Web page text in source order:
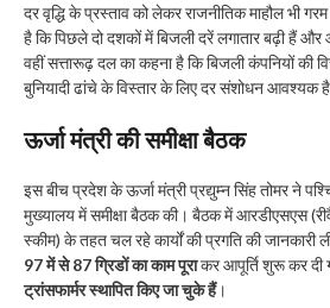
दर वृद्धि के प्रस्ताव को लेकर राजनीतिक माहौल भी
है कि पिछले दो दशकों में बिजली दरें लगातार बढ़ी हैं
वहीं सत्तारूढ़ दल का कहना है कि बिजली कंपनियों की
बुनियादी ढांचे के विस्तार के लिए दर संशोधन आवश्यक
ऊर्जा मंत्री की समीक्षा बैठक
इस बीच प्रदेश के ऊर्जा मंत्री प्रद्युम्न सिंह तोमर ने
मुख्यालय में समीक्षा बैठक की। बैठक में आरडीएसएस
स्कीम) के तहत चल रहे कार्यों की प्रगति की जानकारी
97 में से 87 ग्रिडों का काम पूराकर आपूर्ति शुरू कर दी
ट्रांसफार्मर स्थापित किए जा चुके हैं।